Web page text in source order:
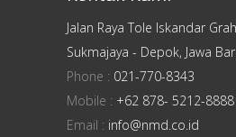
Jalan Raya Tole Iskandar
Sukmajaya - Depok, Jawa
Phone : 021-770-8343
Mobile : +62 878- 5212-8888
Email : info@nmd.co.id